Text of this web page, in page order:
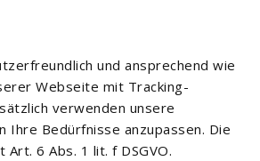
und ansprechend wie
Webseite mit Tracking-
verwenden unsere
Ihre Bedürfnisse anzupassen. Die
6 Abs. 1 lit. f DSGVO.